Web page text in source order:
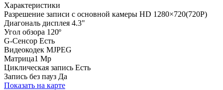
Характеристики
Разрешение записи с основной камеры HD 1280×720(720P)
Диагональ дисплея 4.3"
Угол обзора 120º
G-Сенсор Есть
Видеокодек MJPEG
Матрица1 Mp
Циклическая запись Есть
Запись без пауз Да
Показать на карте